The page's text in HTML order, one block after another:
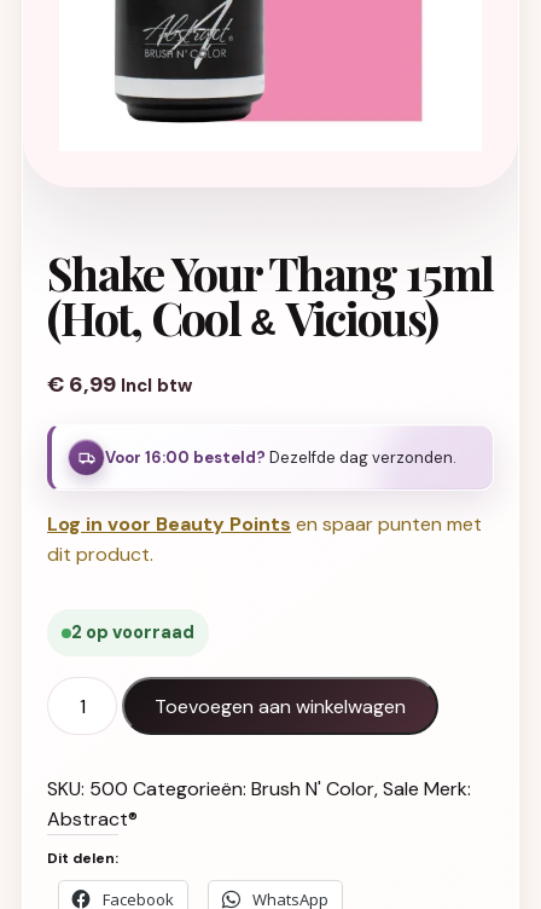
Shake Your Thang 15ml
(Hot, Cool & Vicious)
€ 6,99 Incl btw
Voor 16:00 besteld? Dezelfde dag verzonden.
Log in voor Beauty Points en spaar punten met
dit product.
2 op voorraad
Shake Your Thang 15ml (Hot, Cool & Vicious) aantal
Toevoegen aan winkelwagen
SKU: 500 Categorieën: Brush N' Color,Sale Merk:
Abstract®
Dit delen:
Facebook WhatsApp